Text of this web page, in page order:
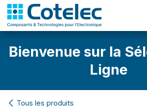
Bienvenue sur la
Ligne
Tous les produits